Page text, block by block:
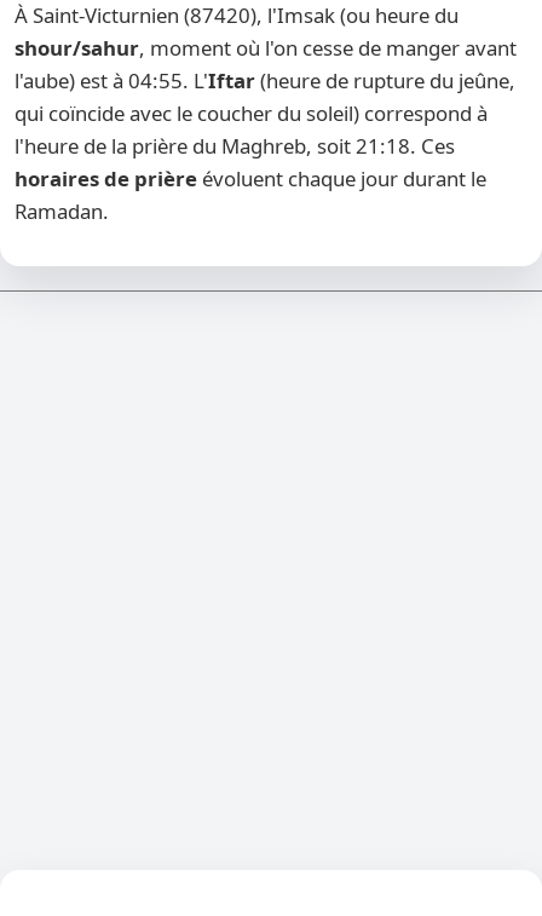
À Saint-Victurnien (87420), l'Imsak (ou heure du
shour/sahur, moment où l'on cesse de manger avant
l'aube) est à 04:55. L'Iftar(heure de rupture du jeûne,
qui coïncide avec le coucher du soleil) correspond à
l'heure de la prière du Maghreb, soit 21:18. Ces
horaires de prière évoluent chaque jour durant le
Ramadan.